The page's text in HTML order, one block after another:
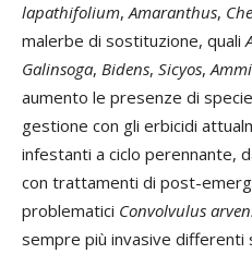
lapathifolium,Amaranthus,
malerbe di sostituzione, quali
Galinsoga, Bidens, Sicyos,Ammi
aumento le presenze di
gestione con gli erbicidi
infestanti a ciclo perennante,
con trattamenti di post-
problematici Convolvulus
sempre più invasive differenti